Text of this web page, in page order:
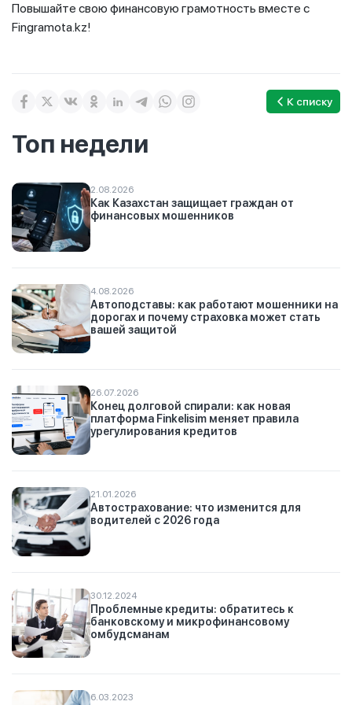
Повышайте свою финансовую грамотность вместе с
Fingramota.kz!
К списку
Топ недели
2.08.2026
Как Казахстан защищает граждан от
финансовых мошенников
4.08.2026
Автоподставы: как работают мошенники на
дорогах и почему страховка может стать
вашей защитой
26.07.2026
Конец долговой спирали: как новая
платформа Finkelisim меняет правила
урегулирования кредитов
21.01.2026
Автострахование: что изменится для
водителей с 2026 года
30.12.2024
Проблемные кредиты: обратитесь к
банковскому и микрофинансовому
омбудсманам
6.03.2023